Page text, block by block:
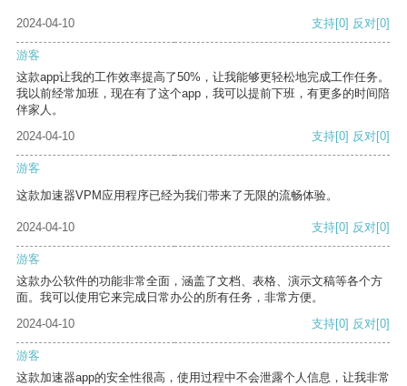
2024-04-10 支持[0] 反对[0]
游客
这款app让我的工作效率提高了50%，让我能够更轻松地完成工作任务。
我以前经常加班，现在有了这个app，我可以提前下班，有更多的时间陪
伴家人。
2024-04-10
支持[0] 反对[0]
游客
这款加速器VPM应用程序已经为我们带来了无限的流畅体验。
2024-04-10 支持[0] 反对[0]
游客
这款办公软件的功能非常全面，涵盖了文档、表格、演示文稿等各个方
面。我可以使用它来完成日常办公的所有任务，非常方便。
2024-04-10
支持[0] 反对[0]
游客
这款加速器app的安全性很高，使用过程中不会泄露个人信息，让我非常